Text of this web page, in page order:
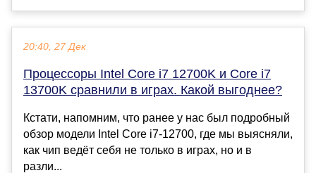
20:40, 27 Дек
Процессоры Intel Core i7 12700K и Core i7
13700K сравнили в играх. Какой выгоднее?
Кстати, напомним, что ранее у нас был подробный
обзор модели Intel Core i7-12700, где мы выясняли,
как чип ведёт себя не только в играх, но и в
разли...